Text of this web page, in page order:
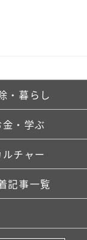
・暮らし
金・学ぶ
ルチャー
記事一覧